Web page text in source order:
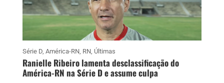
Série D, América-RN, RN, Últimas
Ranielle Ribeiro lamenta desclassificação do
América-RN na Série D e assume culpa